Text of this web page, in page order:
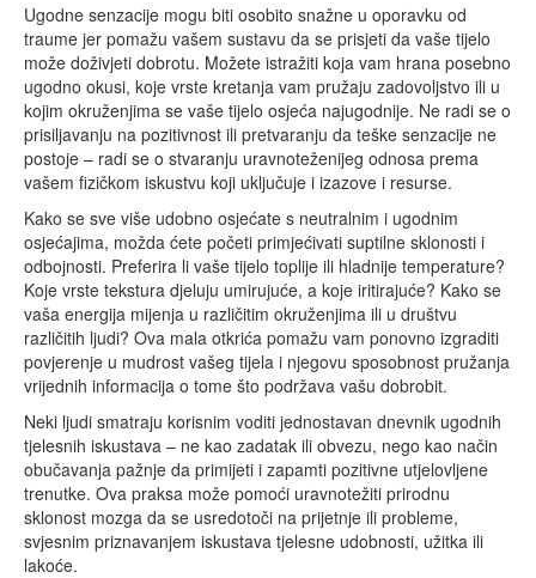
Ugodne senzacije mogu biti osobito snažne u oporavku od
traume jer pomažu vašem sustavu da se prisjeti da vaše tijelo
može doživjeti dobrotu. Možete istražiti koja vam hrana posebno
ugodno okusi, koje vrste kretanja vam pružaju zadovoljstvo ili u
kojim okruženjima se vaše tijelo osjeća najugodnije. Ne radi se o
prisiljavanju na pozitivnost ili pretvaranju da teške senzacije ne
postoje – radi se o stvaranju uravnoteženijeg odnosa prema
vašem fizičkom iskustvu koji uključuje i izazove i resurse.
Kako se sve više udobno osjećate s neutralnim i ugodnim
osjećajima, možda ćete početi primjećivati suptilne sklonosti i
odbojnosti. Preferira li vaše tijelo toplije ili hladnije temperature?
Koje vrste tekstura djeluju umirujuće, a koje iritirajuće? Kako se
vaša energija mijenja u različitim okruženjima ili u društvu
različitih ljudi? Ova mala otkrića pomažu vam ponovno izgraditi
povjerenje u mudrost vašeg tijela i njegovu sposobnost pružanja
vrijednih informacija o tome što podržava vašu dobrobit.
Neki ljudi smatraju korisnim voditi jednostavan dnevnik ugodnih
tjelesnih iskustava – ne kao zadatak ili obvezu, nego kao način
obučavanja pažnje da primijeti i zapamti pozitivne utjelovljene
trenutke. Ova praksa može pomoći uravnotežiti prirodnu
sklonost mozga da se usredotoči na prijetnje ili probleme,
svjesnim priznavanjem iskustava tjelesne udobnosti, užitka ili
lakoće.